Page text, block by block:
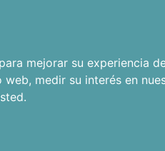
mejorar su experiencia
web, medir su interés en
.